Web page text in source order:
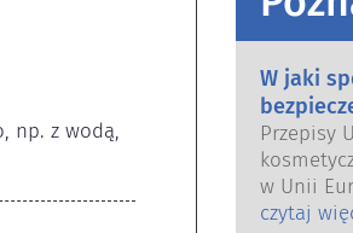
np. z wodą,
W jaki
Przepisy
w Unii
oraz
czytaj